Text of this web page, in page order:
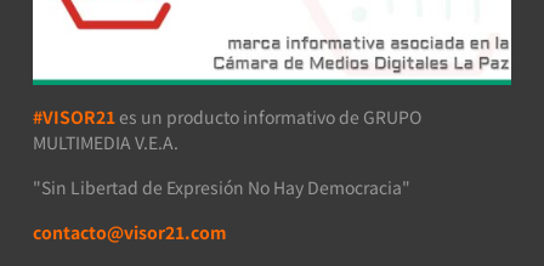
#VISOR21 es un producto informativo de GRUPO
MULTIMEDIA V.E.A.
"Sin Libertad de Expresión No Hay Democracia"
contacto@visor21.com